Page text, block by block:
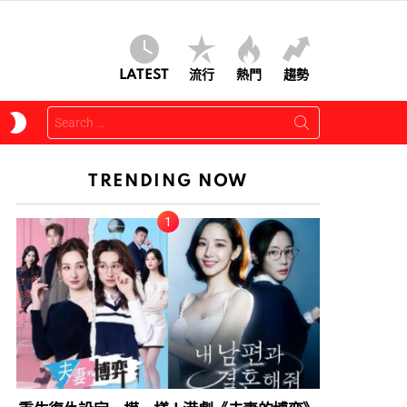
LATEST 流行 熱門 趨勢
SKIN
Search
for:
TRENDING NOW